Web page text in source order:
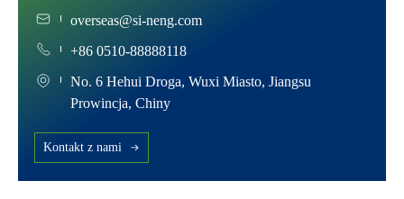
overseas@si-neng.com
+86 0510-88888118
No. 6 Hehui Droga, Wuxi Miasto, Jiangsu
Prowincja, Chiny
Kontakt z nami